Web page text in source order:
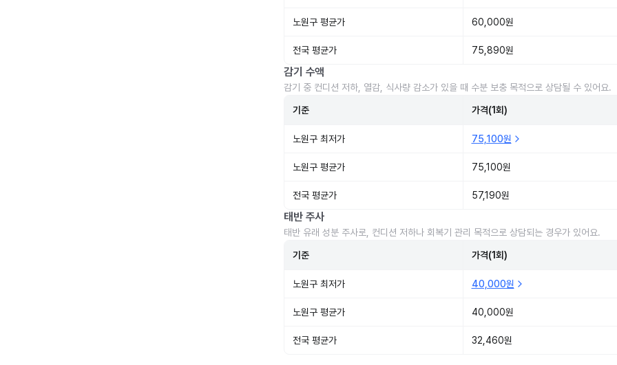
노원구 평균가 60,000원
전국 평균가 75,890원
감기 수액
감기 중 컨디션 저하, 열감, 식사량 감소가 있을 때 수분 보충 목적으로 상담될 수 있어요.
기준 가격(1회)
노원구 최저가 75,100원
노원구 평균가 75,100원
전국 평균가 57,190원
태반 주사
태반 유래 성분 주사로, 컨디션 저하나 회복기 관리 목적으로 상담되는 경우가 있어요.
기준 가격(1회)
노원구 최저가 40,000원
노원구 평균가 40,000원
전국 평균가 32,460원